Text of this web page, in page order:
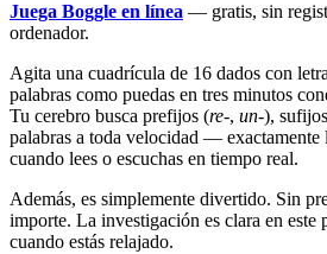
Juega Boggle en línea — gratis, sin
ordenador.
Agita una cuadrícula de 16 dados con
palabras como puedas en tres minutos
Tu cerebro busca prefijos (re-, un-),
palabras a toda velocidad — exactamente
cuando lees o escuchas en tiempo real.
Además, es simplemente divertido. Sin
importe. La investigación es clara en este
cuando estás relajado.